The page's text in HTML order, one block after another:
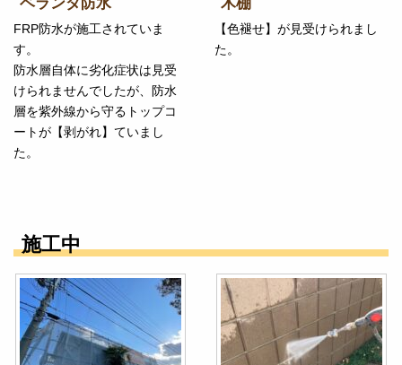
FRP防水が施工されていま
す。
防水層自体に劣化症状は見受
けられませんでしたが、防水
層を紫外線から守るトップコ
ートが【剥がれ】ていまし
た。
【色褪せ】が見受けられまし
た。
施工中